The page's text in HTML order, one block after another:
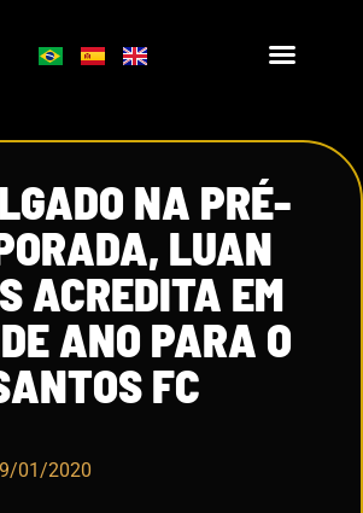
NA PRÉ-
LUAN
ACREDITA EM
ANO PARA O
FC
01/2020